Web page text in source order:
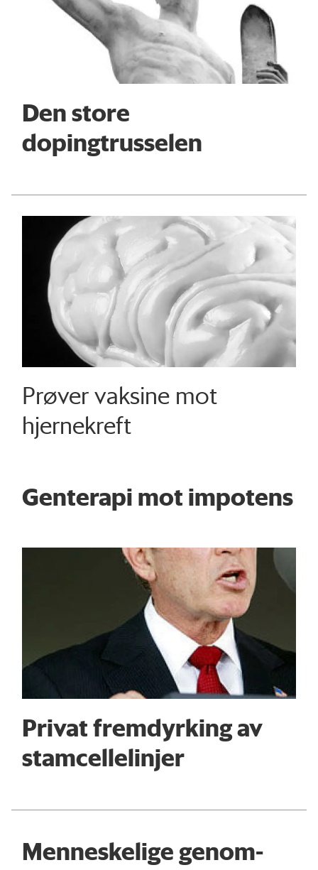
Den store
dopingtrusselen
Prøver vaksine mot
hjernekreft
Genterapi mot impotens
Privat fremdyrking av
stamcellelinjer
Menneskelige genom-